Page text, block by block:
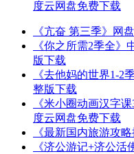
度云网盘免费下载
《亢奋 第三季》网
《你之所需2季全》
版下载
《去他妈的世界1-2
整版下载
《米小圈动画汉字
度云网盘免费下载
《最新国内旅游攻
《济公游记+济公活